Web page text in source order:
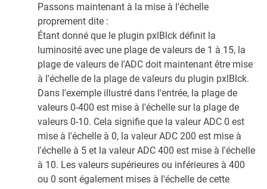
Passons maintenant à la mise à l'échelle
proprement dite :
Étant donné que le plugin pxlBlck définit la
luminosité avec une plage de valeurs de 1 à 15, la
plage de valeurs de l'ADC doit maintenant être mise
à l'échelle de la plage de valeurs du plugin pxlBlck.
Dans l'exemple illustré dans l'entrée, la plage de
valeurs 0-400 est mise à l'échelle sur la plage de
valeurs 0-10. Cela signifie que la valeur ADC 0 est
mise à l'échelle à 0, la valeur ADC 200 est mise à
l'échelle à 5 et la valeur ADC 400 est mise à l'échelle
à 10. Les valeurs supérieures ou inférieures à 400
ou 0 sont également mises à l'échelle de cette